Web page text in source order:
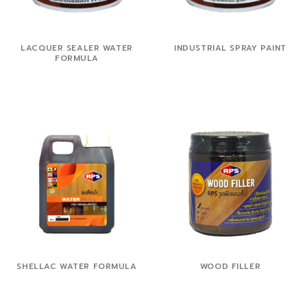
LACQUER SEALER WATER
FORMULA
INDUSTRIAL SPRAY PAINT
SHELLAC WATER FORMULA WOOD FILLER